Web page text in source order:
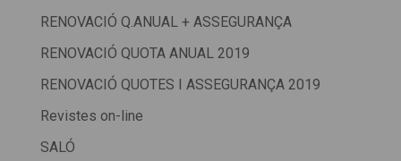
RENOVACIÓ Q.ANUAL + ASSEGURANÇA
RENOVACIÓ QUOTA ANUAL 2019
RENOVACIÓ QUOTES I ASSEGURANÇA 2019
Revistes on-line
SALÓ